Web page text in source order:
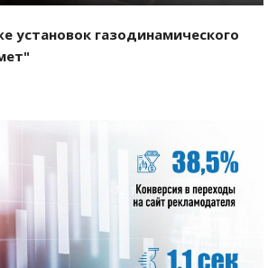
установок газодинамического